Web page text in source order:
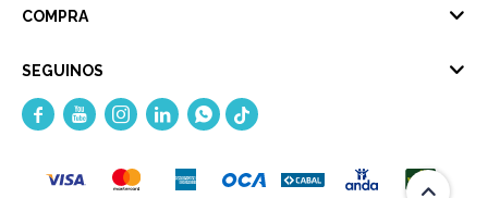
COMPRA
SEGUINOS
    